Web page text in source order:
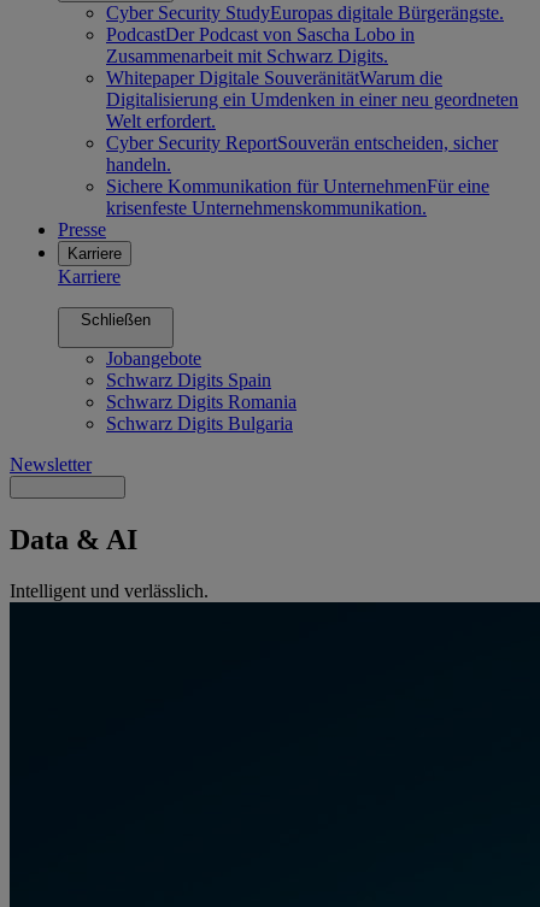
Cyber Security StudyEuropas digitale Bürgerängste.
PodcastDer Podcast von Sascha Lobo in
Zusammenarbeit mit Schwarz Digits.
Whitepaper Digitale SouveränitätWarum die
Digitalisierung ein Umdenken in einer neu geordneten
Welt erfordert.
Cyber Security ReportSouverän entscheiden, sicher
handeln.
Sichere Kommunikation für UnternehmenFür eine
krisenfeste Unternehmenskommunikation.
Presse
Karriere
Karriere
Schließen
Jobangebote
Schwarz Digits Spain
Schwarz Digits Romania
Schwarz Digits Bulgaria
Newsletter
Data & AI
Intelligent und verlässlich.